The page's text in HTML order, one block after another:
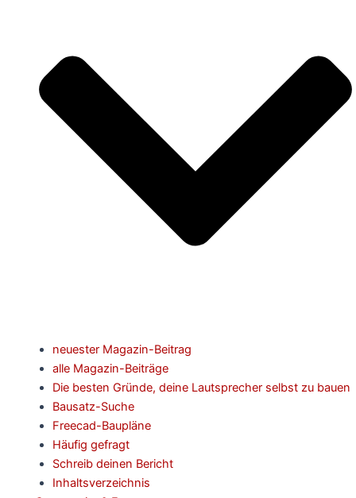
neuester Magazin-Beitrag
alle Magazin-Beiträge
Die besten Gründe, deine Lautsprecher selbst zu bauen
Bausatz-Suche
Freecad-Baupläne
Häufig gefragt
Schreib deinen Bericht
Inhaltsverzeichnis